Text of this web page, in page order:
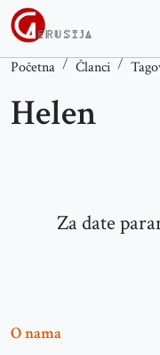
Početna Članci
Helen
Za date
O nama